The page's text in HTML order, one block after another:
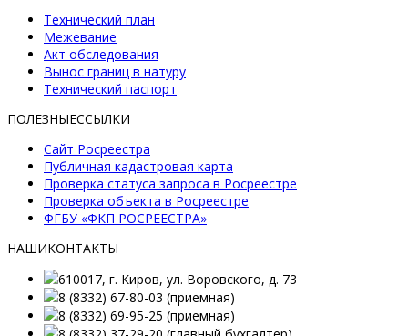
Технический план
Межевание
Акт обследования
Вынос границ в натуру
Технический паспорт
ПОЛЕЗНЫЕССЫЛКИ
Сайт Росреестра
Публичная кадастровая карта
Проверка статуса запроса в Росреестре
Проверка объекта в Росреестре
ФГБУ «ФКП РОСРЕЕСТРА»
НАШИКОНТАКТЫ
610017, г. Киров, ул. Воровского, д. 73
8 (8332) 67-80-03 (приемная)
8 (8332) 69-95-25 (приемная)